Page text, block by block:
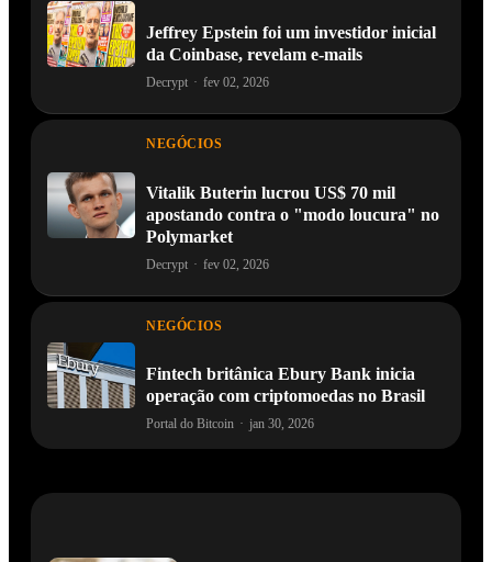
Jeffrey Epstein foi um investidor inicial
da Coinbase, revelam e-mails
Decrypt · fev 02, 2026
NEGÓCIOS
Vitalik Buterin lucrou US$ 70 mil
apostando contra o "modo loucura" no
Polymarket
Decrypt · fev 02, 2026
NEGÓCIOS
Fintech britânica Ebury Bank inicia
operação com criptomoedas no Brasil
Portal do Bitcoin · jan 30, 2026